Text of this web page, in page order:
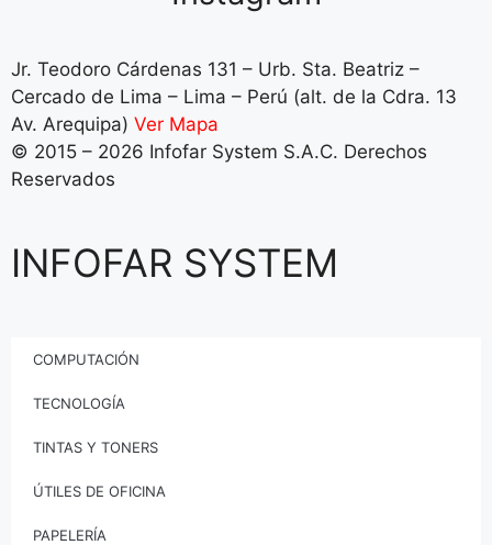
Jr. Teodoro Cárdenas 131 – Urb. Sta. Beatriz –
Cercado de Lima – Lima – Perú (alt. de la Cdra. 13
Av. Arequipa) Ver Mapa
© 2015 – 2026 Infofar System S.A.C. Derechos
Reservados
INFOFAR SYSTEM
COMPUTACIÓN
TECNOLOGÍA
TINTAS Y TONERS
ÚTILES DE OFICINA
PAPELERÍA